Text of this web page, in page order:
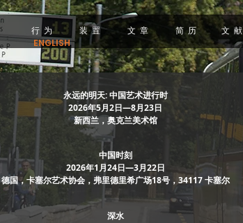
行 为 装 置 文 章 简 历 文 献
ENGLISH
永远的明天: 中国艺术进行时
2026年5月2日—8月23日
新西兰，奥克兰美术馆
中国时刻
2026年1月24日—3月22日
德国，卡塞尔艺术协会，弗里德里希广场18号，34117 卡塞尔
深水